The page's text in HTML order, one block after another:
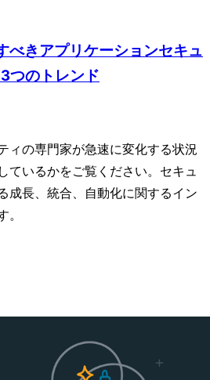
べきアプリケーションセキュ
つのトレンド
ィの専門家が急速に変化する状況
ているかをご覧ください。セキュ
成長、統合、自動化に関するイン